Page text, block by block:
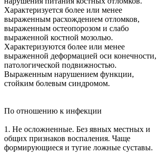
Характеризуется более или менее
выраженным расхождением отломков,
выраженным остеопорозом и слабо
выраженной костной мозолью.
Характеризуются более или менее
выраженной деформацией оси конечности,
патологической подвижностью.
Выраженным нарушением функции,
стойким болевым синдромом.
По отношению к инфекции
1. Не осложненные. Без явных местных и
общих признаков воспаления. Чаще
формирующиеся и тугие ложные суставы.